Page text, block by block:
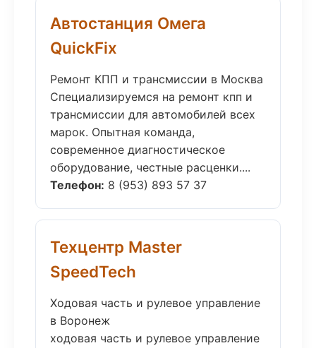
Автостанция Омега
QuickFix
Ремонт КПП и трансмиссии в Москва
Специализируемся на ремонт кпп и
трансмиссии для автомобилей всех
марок. Опытная команда,
современное диагностическое
оборудование, честные расценки....
Телефон: 8 (953) 893 57 37
Техцентр Master
SpeedTech
Ходовая часть и рулевое управление
в Воронеж
ходовая часть и рулевое управление